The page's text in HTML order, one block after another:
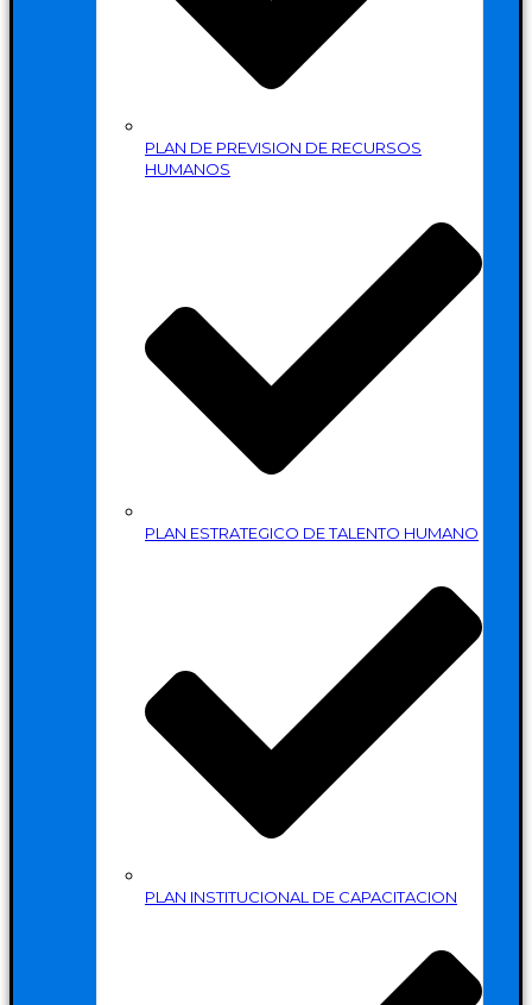
PLAN DE PREVISION DE RECURSOS
HUMANOS
PLAN ESTRATEGICO DE TALENTO HUMANO
PLAN INSTITUCIONAL DE CAPACITACION